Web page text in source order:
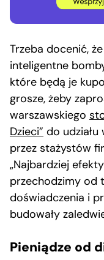
Trzeba docenić,
inteligentne
które będą je
grosze, żeby
warszawskiego
Dzieci” do
przez stażystów
„Najbardziej
przechodzimy od
doświadczenia i
budowały
Pieniądze od